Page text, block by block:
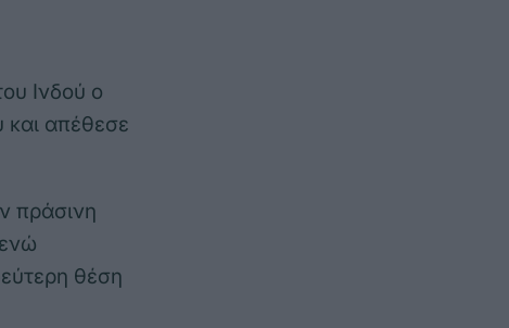
Ινδού ο
και απέθεσε
πράσινη
θέση